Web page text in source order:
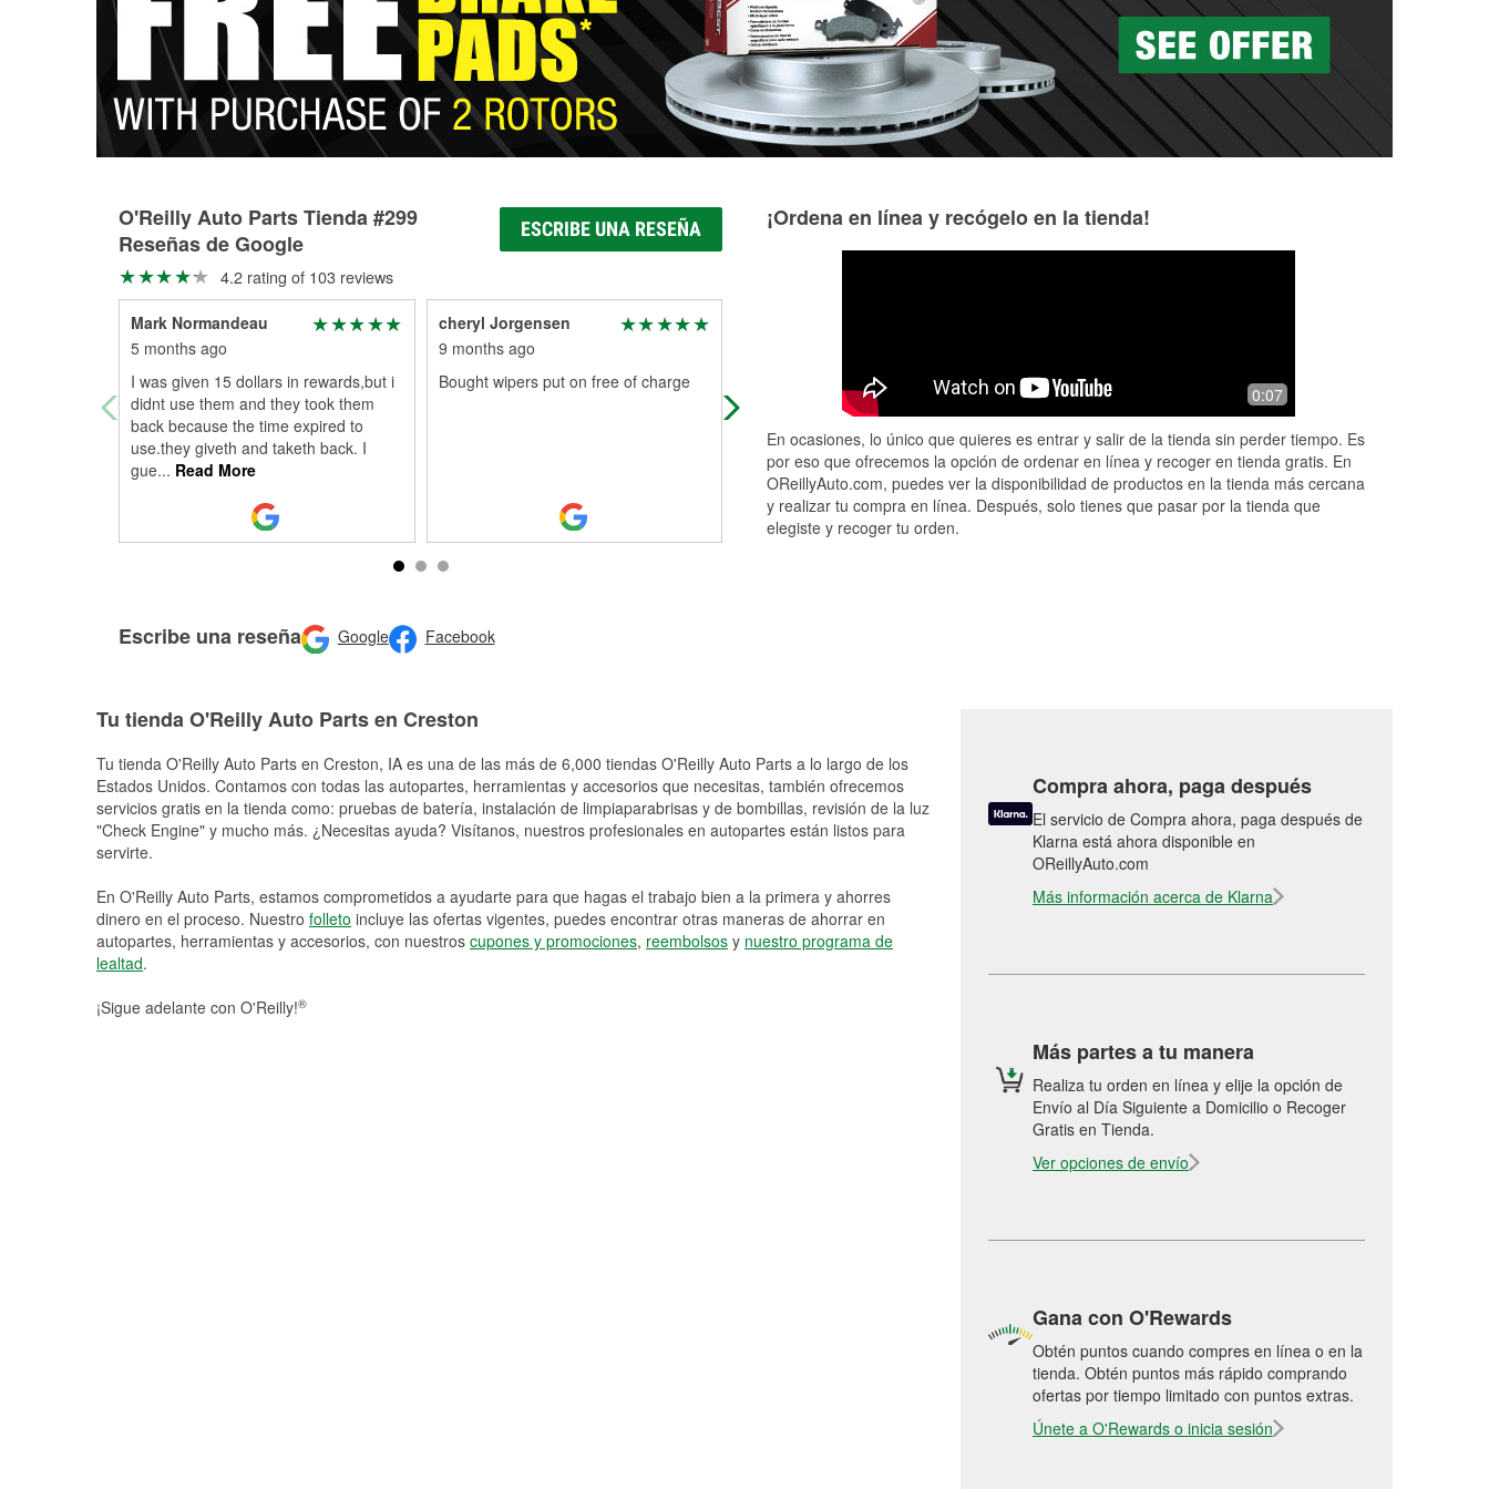
O'Reilly Auto Parts Tienda #299
Reseñas de Google
ESCRIBE UNA RESEÑA
4.2 rating of 103 reviews
Mark Normandeau
5 months ago
I was given 15 dollars in rewards,but i
didnt use them and they took them
back because the time expired to
use.they giveth and taketh back. I
gue... Read More
cheryl Jorgensen
9 months ago
Bought wipers put on free of charge
The employees at the Creston location
are extremely nice and helpful. If you
help you find it. They’re especi ...Read
More
Always have great service here. Eric is
especially knowledgeable & friendly!
Escribe una reseña Google Facebook
¡Ordena en línea y recógelo en la tienda!
0:07
En ocasiones, lo único que quieres es entrar y salir de la tienda sin perder tiempo. Es
por eso que ofrecemos la opción de ordenar en línea y recoger en tienda gratis. En
OReillyAuto.com, puedes ver la disponibilidad de productos en la tienda más cercana
y realizar tu compra en línea. Después, solo tienes que pasar por la tienda que
elegiste y recoger tu orden.
Tu tienda O'Reilly Auto Parts en Creston
Tu tienda O'Reilly Auto Parts en Creston, IA es una de las más de 6,000 tiendas O'Reilly Auto Parts a lo largo de los
Estados Unidos. Contamos con todas las autopartes, herramientas y accesorios que necesitas, también ofrecemos
servicios gratis en la tienda como: pruebas de batería, instalación de limpiaparabrisas y de bombillas, revisión de la luz
"Check Engine" y mucho más. ¿Necesitas ayuda? Visítanos, nuestros profesionales en autopartes están listos para
servirte.
En O'Reilly Auto Parts, estamos comprometidos a ayudarte para que hagas el trabajo bien a la primera y ahorres
dinero en el proceso. Nuestro folleto incluye las ofertas vigentes, puedes encontrar otras maneras de ahorrar en
autopartes, herramientas y accesorios, con nuestros cupones y promociones, reembolsos y nuestro programa de
lealtad.
¡Sigue adelante con O'Reilly!®
Compra ahora, paga después
El servicio de Compra ahora, paga después de
Klarna está ahora disponible en
OReillyAuto.com
Más información acerca de Klarna
Más partes a tu manera
Realiza tu orden en línea y elije la opción de
Envío al Día Siguiente a Domicilio o Recoger
Gratis en Tienda.
Ver opciones de envío
Gana con O'Rewards
Obtén puntos cuando compres en línea o en la
tienda. Obtén puntos más rápido comprando
ofertas por tiempo limitado con puntos extras.
Únete a O'Rewards o inicia sesión